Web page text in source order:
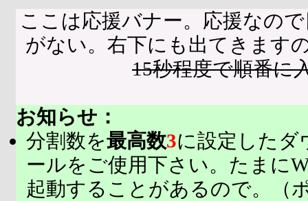
ここは応援バナー。応援なの
がない。右下にも出てきます
15秒程度で順番に
お知らせ：
分割数を最高数3に設定したダ
ールをご使用下さい。たまに
起動することがあるので。（